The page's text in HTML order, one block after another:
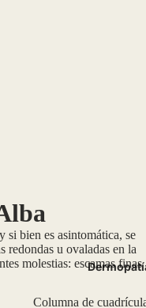
si bien es asintomática, se
redondas u ovaladas en la
molestias: escamas finas
Columna de